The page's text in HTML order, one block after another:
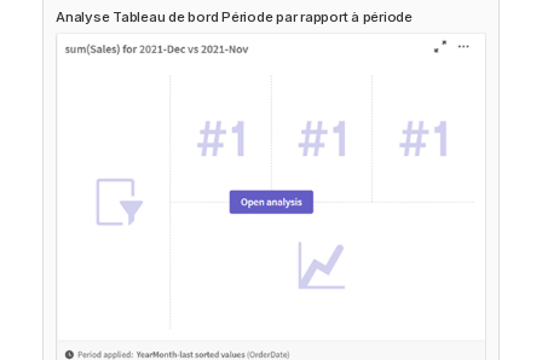
Analyse Tableau de bord Période par rapport à période